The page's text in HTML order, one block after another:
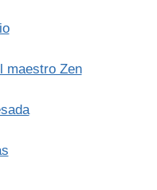
maestro Zen